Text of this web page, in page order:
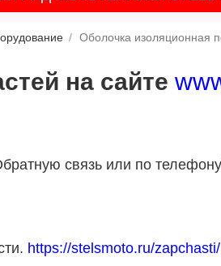
/ Оболочка изоляционная
на сайте
связь или по
https://stelsmoto.ru/zapchasti/